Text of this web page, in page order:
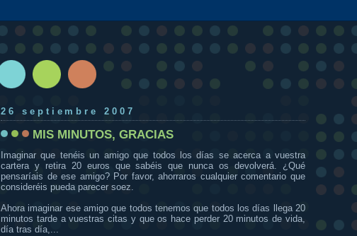
26 septiembre 2007
MIS MINUTOS, GRACIAS
Imaginar que tenéis un amigo que todos los días se acerca a vuestra
cartera y retira 20 euros que sabéis que nunca os devolverá. ¿Qué
pensaríais de ese amigo? Por favor, ahorraros cualquier comentario que
consideréis pueda parecer soez.
Ahora imaginar ese amigo que todos tenemos que todos los días llega 20
minutos tarde a vuestras citas y que os hace perder 20 minutos de vida,
día tras día,...